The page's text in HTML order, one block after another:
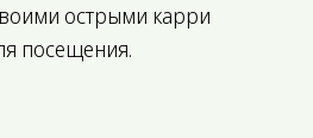
острыми карри
посещения.